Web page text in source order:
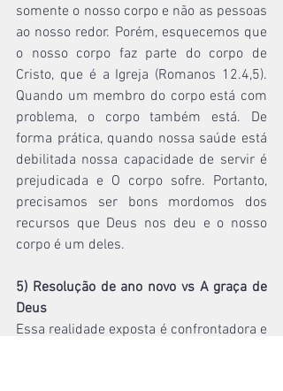
somente o nosso corpo e não as pessoas
ao nosso redor. Porém, esquecemos que
o nosso corpo faz parte do corpo de
Cristo, que é a Igreja (Romanos 12.4,5).
Quando um membro do corpo está com
problema, o corpo também está. De
forma prática, quando nossa saúde está
debilitada nossa capacidade de servir é
prejudicada e O corpo sofre. Portanto,
precisamos ser bons mordomos dos
recursos que Deus nos deu e o nosso
corpo é um deles.
5) Resolução de ano novo vs A graça de
Deus
Essa realidade exposta é confrontadora e